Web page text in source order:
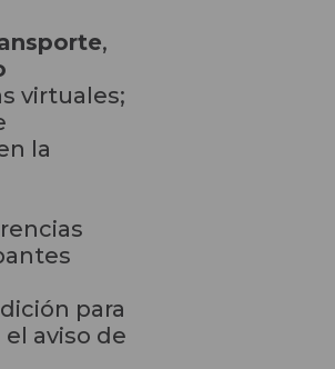
,
virtuales;
la
para
aviso de